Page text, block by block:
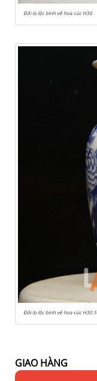
Đôi lọ lộc bình vẽ hoa cúc H30
Đôi lọ lộc bình vẽ hoa cúc H30 5
GIAO HÀNG